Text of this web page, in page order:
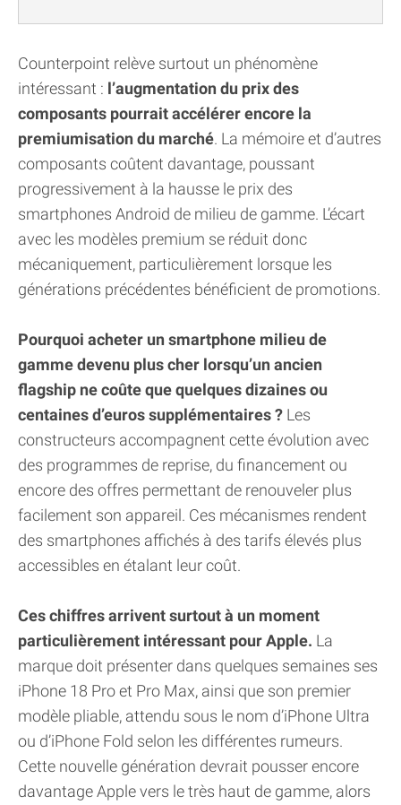
Counterpoint relève surtout un phénomène
intéressant : l’augmentation du prix des
composants pourrait accélérer encore la
premiumisation du marché. La mémoire et d’autres
composants coûtent davantage, poussant
progressivement à la hausse le prix des
smartphones Android de milieu de gamme. L’écart
avec les modèles premium se réduit donc
mécaniquement, particulièrement lorsque les
générations précédentes bénéficient de promotions.
Pourquoi acheter un smartphone milieu de
gamme devenu plus cher lorsqu’un ancien
flagship ne coûte que quelques dizaines ou
centaines d’euros supplémentaires ? Les
constructeurs accompagnent cette évolution avec
des programmes de reprise, du financement ou
encore des offres permettant de renouveler plus
facilement son appareil. Ces mécanismes rendent
des smartphones affichés à des tarifs élevés plus
accessibles en étalant leur coût.
Ces chiffres arrivent surtout à un moment
particulièrement intéressant pour Apple. La
marque doit présenter dans quelques semaines ses
iPhone 18 Pro et Pro Max, ainsi que son premier
modèle pliable, attendu sous le nom d’iPhone Ultra
ou d’iPhone Fold selon les différentes rumeurs.
Cette nouvelle génération devrait pousser encore
davantage Apple vers le très haut de gamme, alors